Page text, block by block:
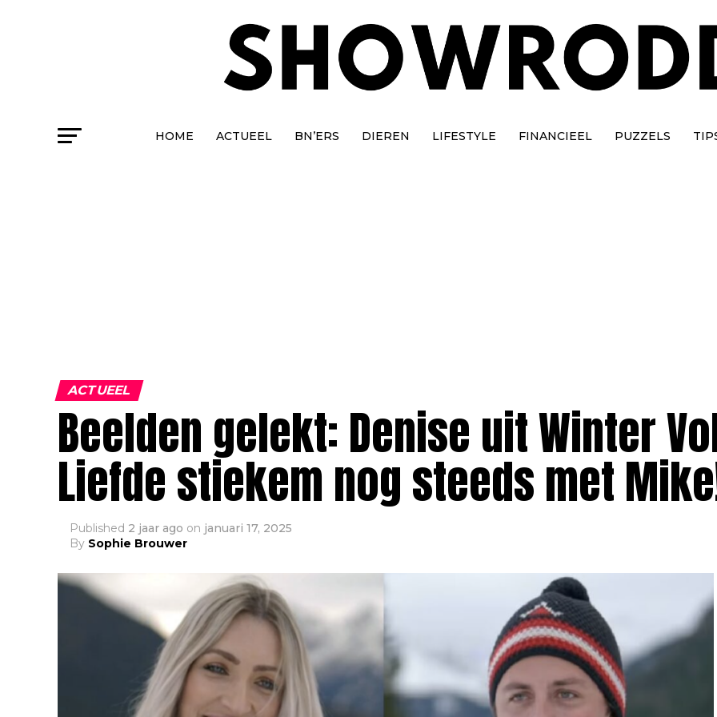
HOME ACTUEEL BN’ERS DIEREN LIFESTYLE FINANCIEEL PUZZELS
ACTUEEL
Beelden gelekt: Denise uit Winter
Liefde stiekem nog steeds met
Published 2 jaar ago on januari 17, 2025
By Sophie Brouwer